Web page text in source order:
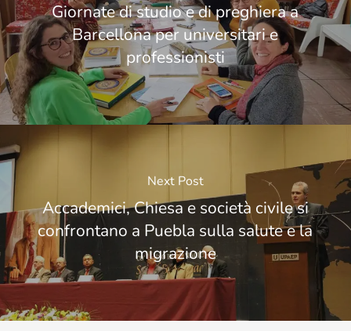
Giornate di studio e di preghiera a
Barcellona per universitari e
professionisti
Next Post
Accademici, Chiesa e società civile si
confrontano a Puebla sulla salute e la
migrazione